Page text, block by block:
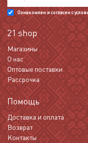
Ознакомлен и согласен с
21 shop
Магазины
О нас
Оптовые поставки
Рассрочка
Помощь
Доставка и оплата
Возврат
Контакты